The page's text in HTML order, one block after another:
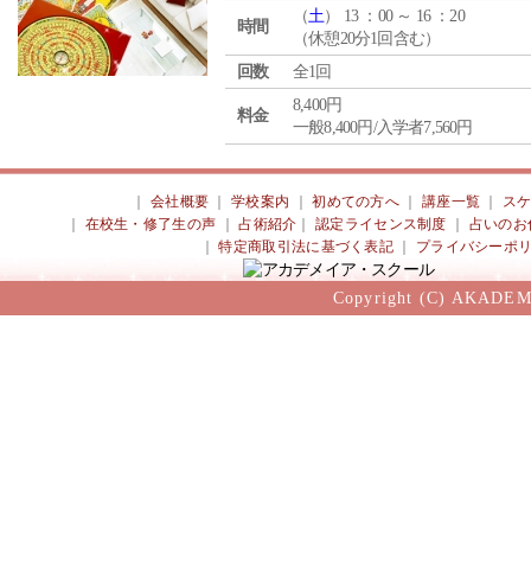
時間
（土） 13 ：00 ～ 16 ：20
（休憩20分1回含む）
回数
全1回
料金
8,400円
一般8,400円/入学者7,560円
会社概要 ｜学校案内 ｜初めての方へ 講座一覧
ス
在校生・修了生の声 ｜占術紹介 ｜認定ライセンス制度
占いのお
｜特定商取引法に基づく表記 プライバシーポ
Copyright (C)